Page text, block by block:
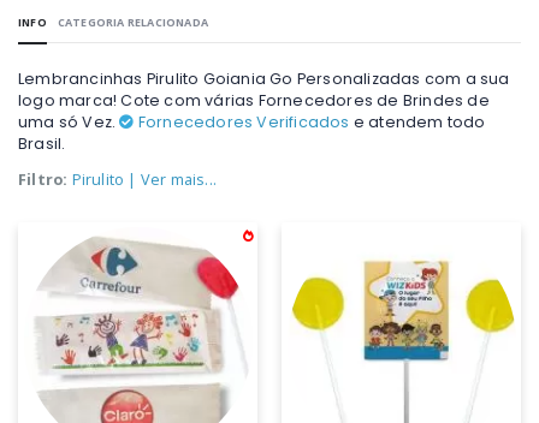
INFO CATEGORIA RELACIONADA
Lembrancinhas Pirulito Goiania Go Personalizadas com a sua
logo marca! Cote com várias Fornecedores de Brindes de
uma só Vez.
Fornecedores Verificados e atendem todo
Brasil.
Filtro: Pirulito | Ver mais...